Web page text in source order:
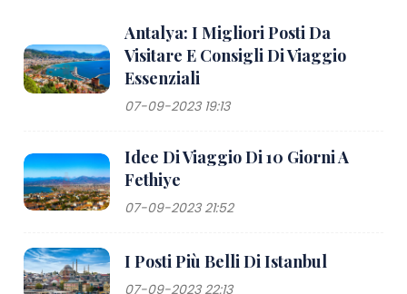
Antalya: I Migliori Posti Da
Visitare E Consigli Di Viaggio
Essenziali
07-09-2023 19:13
Idee Di Viaggio Di 10 Giorni A
Fethiye
07-09-2023 21:52
I Posti Più Belli Di Istanbul
07-09-2023 22:13